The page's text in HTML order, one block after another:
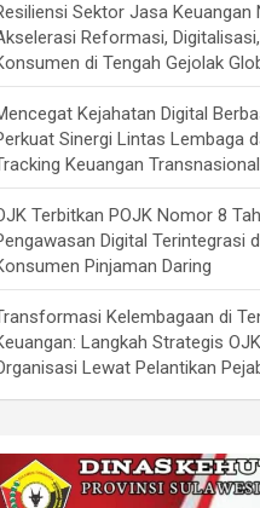
Sektor Jasa Keuangan
Reformasi,
di Tengah Gejolak
Kejahatan Digital
Sinergi Lintas Lembaga
Keuangan Transnasional
Terbitkan POJK Nomor 8
Digital Terintegrasi
Pinjaman Daring
Kelembagaan di
Langkah Strategis
Lewat Pelantikan